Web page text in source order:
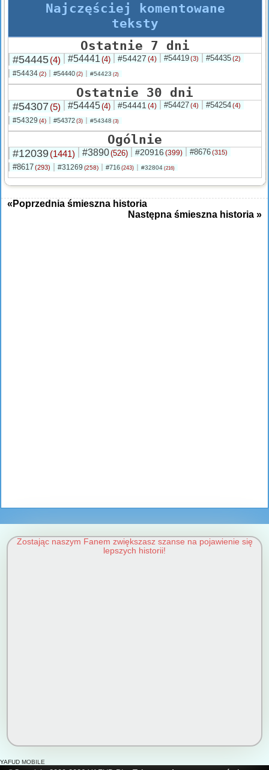
Najczęściej komentowane
teksty
Ostatnie 7 dni
#54445(4) #54441 (4) #54427 (4) #54419(3) #54435(2)
#54434(2) #54440 (2) #54423 (2)
Ostatnie 30 dni
#54307 (5) #54445(4) #54441 (4) #54427(4) #54254(4)
#54329 (4) #54372 (3) #54348 (3)
Ogólnie
#12039(1441) #3890(526) #20916 (399) #8676(315)
#8617(293) #31269 (258) #716 (243) #32804 (216)
«Poprzednia śmieszna historia
Następna śmieszna historia »
Zostając naszym Fanem zwiększasz szanse na pojawienie się
lepszych historii!
YAFUD MOBILE